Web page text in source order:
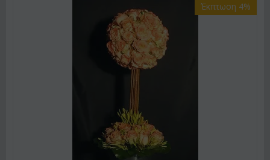
Έκπτωση 4%